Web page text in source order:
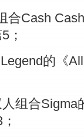
合Cash
；
的《
组合Sigma